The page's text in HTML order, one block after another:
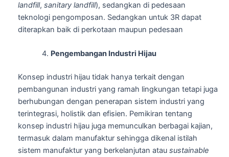
landfill, sanitary landfill), sedangkan di pedesaan
teknologi pengomposan. Sedangkan untuk 3R dapat
diterapkan baik di perkotaan maupun pedesaan
Pengembangan Industri Hijau
Konsep industri hijau tidak hanya terkait dengan
pembangunan industri yang ramah lingkungan tetapi juga
berhubungan dengan penerapan sistem industri yang
terintegrasi, holistik dan efisien. Pemikiran tentang
konsep industri hijau juga memunculkan berbagai kajian,
termasuk dalam manufaktur sehingga dikenal istilah
sistem manufaktur yang berkelanjutan atau sustainable